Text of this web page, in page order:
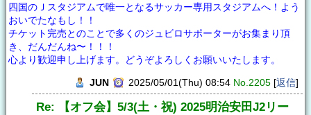
四国のＪスタジアムで唯一となるサッカー専用スタジアムへ！よう
おいでたなもし！！
チケット完売とのことで多くのジュビロサポーターがお集まり頂
き、だんだんね〜！！！
心より歓迎申し上げます。どうぞよろしくお願いいたします。
JUN 2025/05/01(Thu) 08:54 No.2205 [返信]
Re: 【オフ会】5/3(土・祝) 2025明治安田J2リー